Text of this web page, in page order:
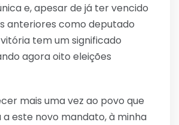
e, apesar de já ter vencido
anteriores como deputado
tem um significado
agora oito eleições
mais uma vez ao povo que
a este novo mandato, à minha